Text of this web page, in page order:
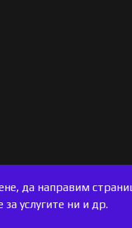
да направим
услугите ни и др.